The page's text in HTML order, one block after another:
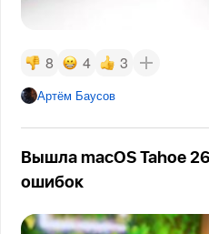
8 4 3
Артём Баусов
Вышла macOS Tahoe
ошибок